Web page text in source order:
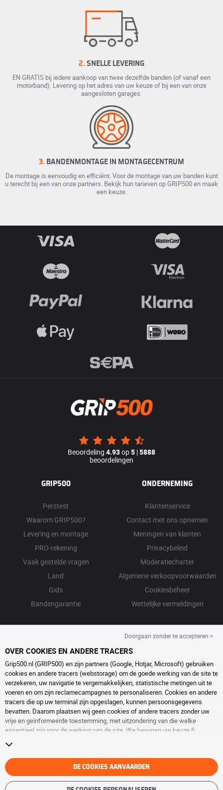
2. SNELLE LEVERING
EN GRATIS bij iedere aankoop van twee dezelfde banden (of vanaf een
motorband). Levering op het adres van uw keuze of bij een van onze
aangesloten garages.
3. BANDENMONTAGE IN MONTAGECENTRUM
De montage is eenvoudig en efficiënt. Voor de montage van uw banden kunt
u terecht bij een van onze partners. Bekijk hun tarieven op GRIP500 en maak
een keuze.
Beoordeling 4.93op5 |5888
beoordelingen
GRIP500
Perstest
Waarom GRIP500?
Levering en montage
PRO-rekening
Vaak gestelde vragen
Land
Gids
Bandengarantie
ONDERNEMING
Klantenservice
Contact met ons opnemen
Meningen van klanten
Privacybeleid
Moderatiecharter
Algemene verkoopvoorwaarden
Cookiesbeheer
Wettelijke vermeldingen
Doorgaan zonder te accepteren >
OVER COOKIES EN ANDERE TRACERS
Grip500.nl (GRIP500) en zijn partners (Google, Hotjar, Microsoft) gebruiken
cookies en andere tracers (webstorage) om de goede werking van de site te
verzekeren, uw navigatie te vergemakkelijken, statistische metingen uit te
voeren en om zijn reclamecampagnes te personaliseren. Cookies en andere
tracers die op uw terminal zijn opgeslagen, kunnen persoonsgegevens
bevatten. Daarom plaatsen wij geen cookies of andere tracers zonder uw
vrije en geïnformeerde toestemming, met uitzondering van die welke
essentieel zijn voor de werking van de site. We bewaren uw keuze 6
pagina over
verder te surfen zonder het deponeren van cookies of andere tracers te
aanvaarden. Weigering verhindert de toegang tot diensten niet GRIP500.
Voor meer informatie,bezoek de cookies en andere tracerspagina.
DE COOKIES AANVAARDEN